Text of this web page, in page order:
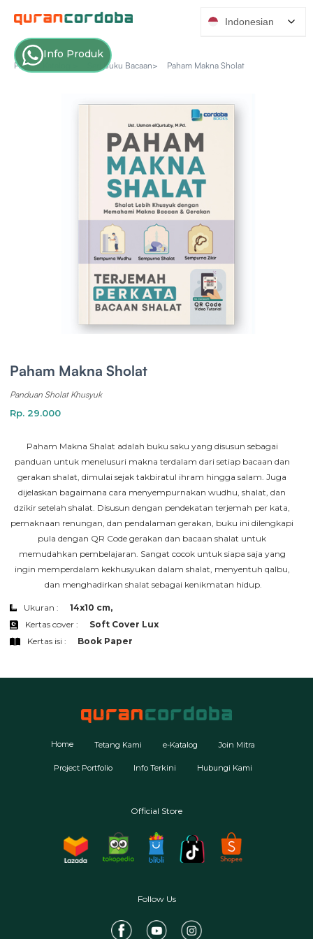
Info Produk
Produk Katalog > Seri Buku Bacaan> Paham Makna Sholat
Paham Makna Sholat
Panduan Sholat Khusyuk
Rp. 29.000
Paham Makna Shalat adalah buku saku yang disusun sebagai
panduan untuk menelusuri makna terdalam dari setiap bacaan dan
gerakan shalat, dimulai sejak takbiratul ihram hingga salam. Juga
dijelaskan bagaimana cara menyempurnakan wudhu, shalat, dan
dzikir setelah shalat. Disusun dengan pendekatan terjemah per kata,
pemaknaan renungan, dan pendalaman gerakan, buku ini dilengkapi
pula dengan QR Code gerakan dan bacaan shalat untuk
memudahkan pembelajaran. Sangat cocok untuk siapa saja yang
ingin memperdalam kekhusyukan dalam shalat, menyentuh qalbu,
dan menghadirkan shalat sebagai kenikmatan hidup.
Ukuran :
14x10 cm,
Kertas cover :
Soft Cover Lux
Kertas isi :
Book Paper
Home Tetang Kami e-Katalog Join Mitra
Project Portfolio Info Terkini Hubungi Kami
Official Store
Follow Us
Indonesian